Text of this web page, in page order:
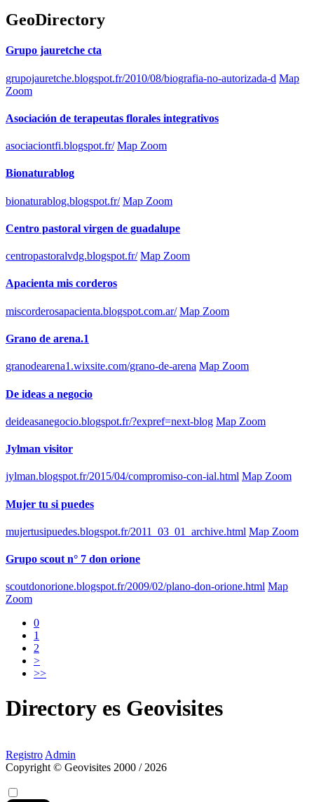
GeoDirectory
Grupo jauretche cta
grupojauretche.blogspot.fr/2010/08/biografia-no-autorizada-d Map
Zoom
Asociación de terapeutas florales integrativos
asociaciontfi.blogspot.fr/ Map Zoom
Bionaturablog
bionaturablog.blogspot.fr/ Map Zoom
Centro pastoral virgen de guadalupe
centropastoralvdg.blogspot.fr/ Map Zoom
Apacienta mis corderos
miscorderosapacienta.blogspot.com.ar/ Map Zoom
Grano de arena.1
granodearena1.wixsite.com/grano-de-arena Map Zoom
De ideas a negocio
deideasanegocio.blogspot.fr/?expref=next-blog Map Zoom
Jylman visitor
jylman.blogspot.fr/2015/04/compromiso-con-ial.html Map Zoom
Mujer tu si puedes
mujertusipuedes.blogspot.fr/2011_03_01_archive.html Map Zoom
Grupo scout n° 7 don orione
scoutdonorione.blogspot.fr/2009/02/plano-don-orione.html Map
Zoom
0
1
2
>
>>
Directory es Geovisites
Registro Admin
Copyright © Geovisites 2000 / 2026